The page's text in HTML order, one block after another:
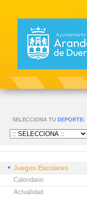
SELECCIONA TU DEPORTE:
Juegos Escolares
Calendario
Actualidad